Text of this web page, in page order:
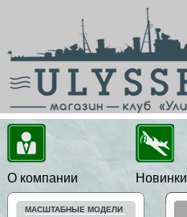
О компании Новинки
МАСШТАБНЫЕ МОДЕЛИ